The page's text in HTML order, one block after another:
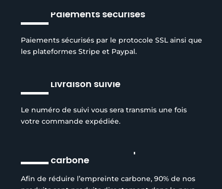
Paiements sécurisés
Paiements sécurisés par le protocole SSL ainsi que
les plateformes Stripe et Paypal.
Livraison suivie
Le numéro de suivi vous sera transmis une fois
votre commande expédiée.
carbone
Afin de réduire l’empreinte carbone, 90% de nos